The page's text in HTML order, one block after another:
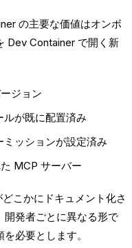
の主要な価値はオンボ
Dev Container で開く新
ジョン
が既に配置済み
ミッションが設定済み
MCP サーバー
こかにドキュメント化さ
開発者ごとに異なる形で
必要とします。